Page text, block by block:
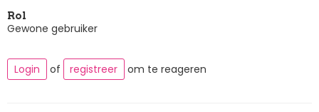
Rol
Gewone gebruiker
Login of registreer om te reageren